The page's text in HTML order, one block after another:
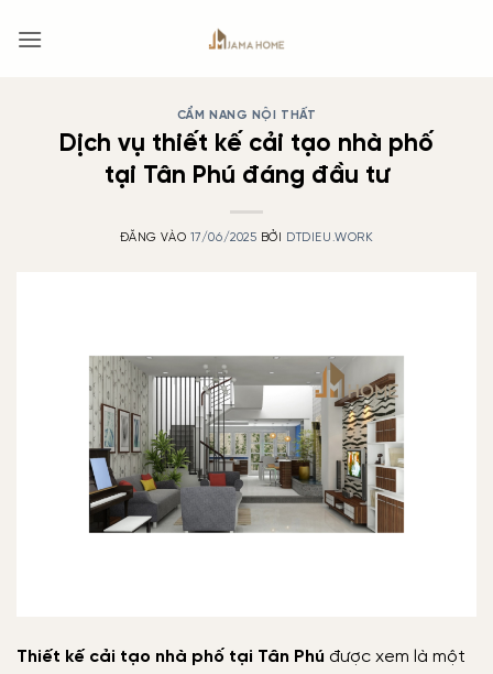
qua
CẨM NANG NỘI THẤT
Dịch vụ thiết kế cải tạo nhà phố
tại Tân Phú đáng đầu tư
ĐĂNG VÀO 17/06/2025 BỞI DTDIEU.WORK
Thiết kế cải tạo nhà phố tại Tân Phú được xem là một